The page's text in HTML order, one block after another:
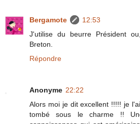
Bergamote
12:53
J'utilise du beurre Président
Breton.
Répondre
Anonyme 22:22
Alors moi je dit excellent !!!!! je
tombé sous le charme !!